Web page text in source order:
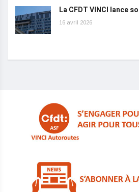
La CFDT VINCI lance
16 avril 2026